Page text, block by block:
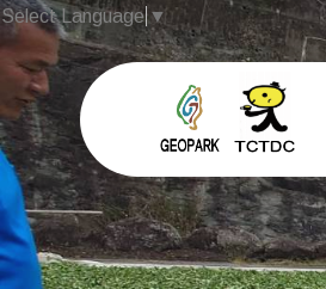
Select Language ▼